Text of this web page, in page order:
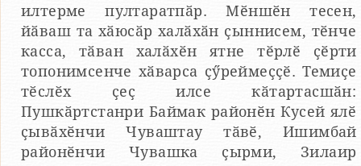
илтерме пултаратпӑр. Мӗншӗн тесен,
йӑваш та хӑюсӑр халӑхӑн ҫыннисем, тӗнче
касса, тӑван халӑхӗн ятне тӗрлӗ ҫӗрти
топонимсенче хӑварса ҫӳреймеҫҫӗ. Темиҫе
тӗслӗх ҫеҫ илсе кӑтартасшӑн:
Пушкӑртстанри Баймак районӗн Кусей ялӗ
ҫывӑхӗнчи Чуваштау тӑвӗ, Ишимбай
районӗнчи Чувашка ҫырми, Зилаир